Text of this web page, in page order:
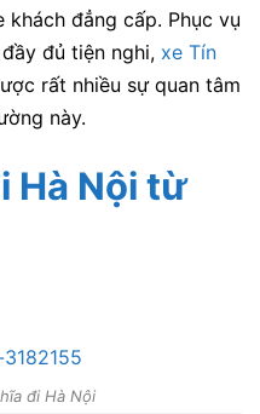
đẳng cấp. Phục vụ
đủ tiện nghi, xe Tín
rất nhiều sự quan tâm
này.
Hà Nội từ
đi Hà Nội